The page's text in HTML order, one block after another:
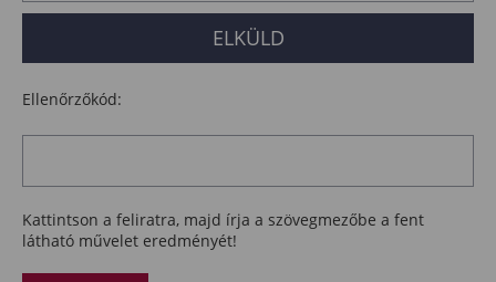
Ellenőrzőkód:
Kattintson a feliratra, majd írja a szövegmezőbe a fent
látható művelet eredményét!